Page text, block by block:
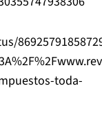
toda-